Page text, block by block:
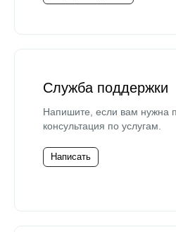
Служба поддержки
Напишите, если вам нужна
консультация по услугам.
Написать